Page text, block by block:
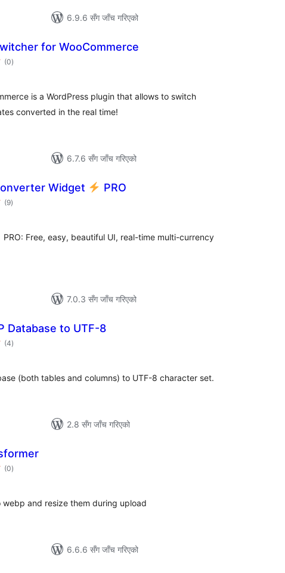
6.9.6 सँग जाँच गरिएको
for WooCommerce
(0कुल
रेटिङ्गहरू
)
is a WordPress plugin that allows to switch
converted in the real time!
6.7.6 सँग जाँच गरिएको
Widget PRO
(9कुल
रेटिङ्गहरू
)
PRO: Free, easy, beautiful UI, real-time multi-currency
7.0.3 सँग जाँच गरिएको
Database to UTF-8
(4कुल
रेटिङ्गहरू
)
(both tables and columns) to UTF-8 character set.
2.8 सँग जाँच गरिएको
(0कुल
रेटिङ्गहरू
)
and resize them during upload
6.6.6 सँग जाँच गरिएको